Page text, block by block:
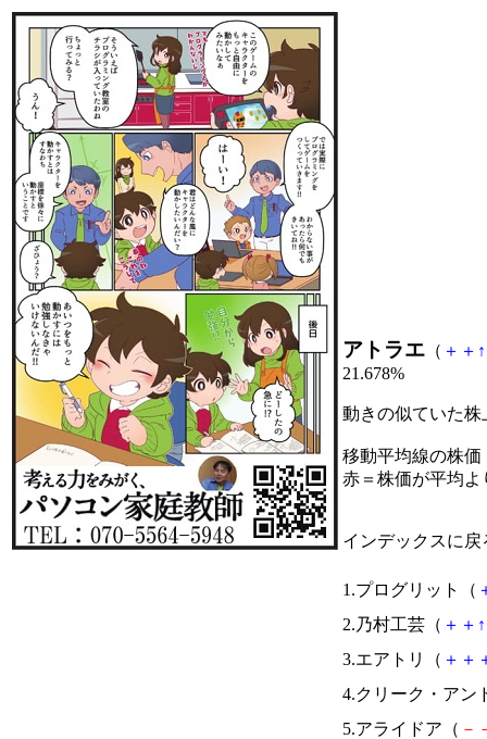
アトラエ （ ＋ ＋ ↑
21.678%
動きの似ていた
移動平均線の株価
赤＝株価が平均
インデックスに戻
1.プログリット（
2.乃村工芸（ ＋ ＋ ↑
3.エアトリ（ ＋ ＋
4.クリーク・アン
5.アライドア（ －